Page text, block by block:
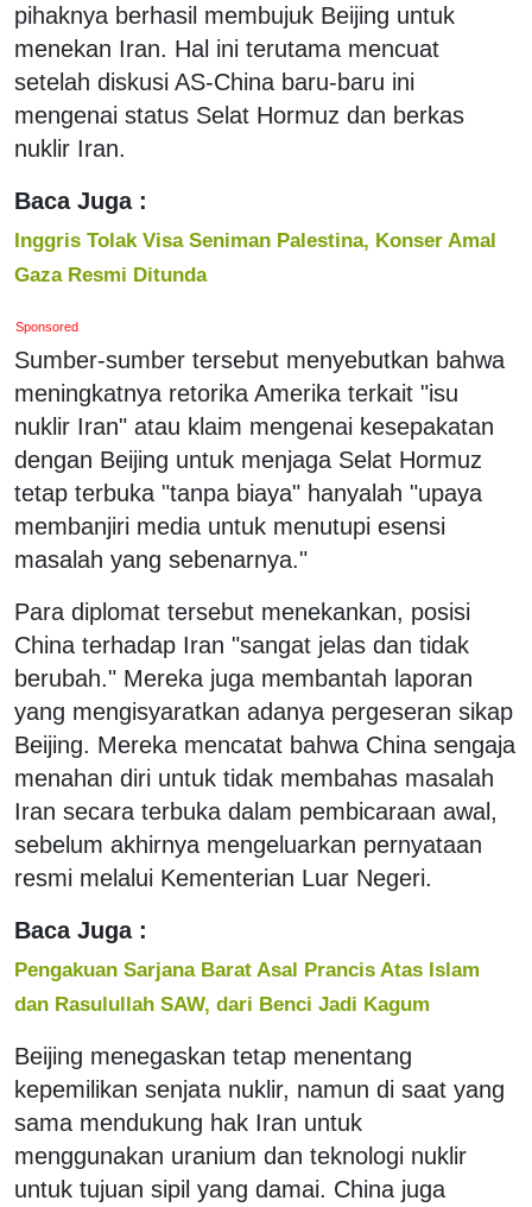
pihaknya berhasil membujuk Beijing untuk
menekan Iran. Hal ini terutama mencuat
setelah diskusi AS-China baru-baru ini
mengenai status Selat Hormuz dan berkas
nuklir Iran.
Baca Juga :
Inggris Tolak Visa Seniman Palestina, Konser Amal
Gaza Resmi Ditunda
Sponsored
Sumber-sumber tersebut menyebutkan bahwa
meningkatnya retorika Amerika terkait "isu
nuklir Iran" atau klaim mengenai kesepakatan
dengan Beijing untuk menjaga Selat Hormuz
tetap terbuka "tanpa biaya" hanyalah "upaya
membanjiri media untuk menutupi esensi
masalah yang sebenarnya."
Para diplomat tersebut menekankan, posisi
China terhadap Iran "sangat jelas dan tidak
berubah." Mereka juga membantah laporan
yang mengisyaratkan adanya pergeseran sikap
Beijing. Mereka mencatat bahwa China sengaja
menahan diri untuk tidak membahas masalah
Iran secara terbuka dalam pembicaraan awal,
sebelum akhirnya mengeluarkan pernyataan
resmi melalui Kementerian Luar Negeri.
Baca Juga :
Pengakuan Sarjana Barat Asal Prancis Atas Islam
dan Rasulullah SAW, dari Benci Jadi Kagum
Beijing menegaskan tetap menentang
kepemilikan senjata nuklir, namun di saat yang
sama mendukung hak Iran untuk
menggunakan uranium dan teknologi nuklir
untuk tujuan sipil yang damai. China juga